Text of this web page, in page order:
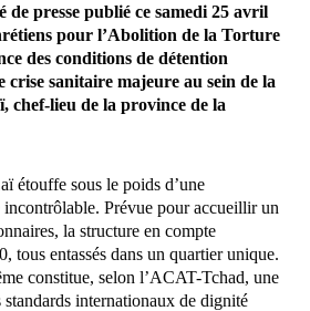
de presse publié ce samedi 25 avril
pour l’Abolition de la Torture
des conditions de détention
crise sanitaire majeure au sein de la
chef-lieu de la province de la
étouffe sous le poids d’une
Prévue pour accueillir un
la structure en compte
tous entassés dans un quartier unique.
constitue, selon l’ACAT-Tchad, une
internationaux de dignité